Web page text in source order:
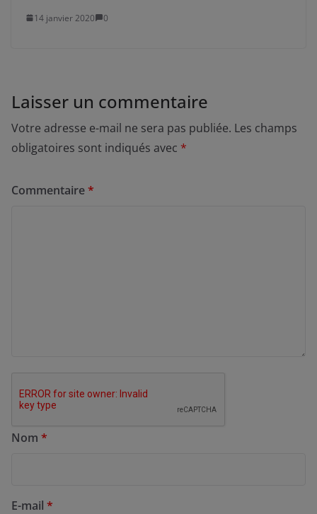
14 janvier 2020 0
Laisser un commentaire
Votre adresse e-mail ne sera pas publiée. Les champs
obligatoires sont indiqués avec *
Commentaire*
Nom *
E-mail *